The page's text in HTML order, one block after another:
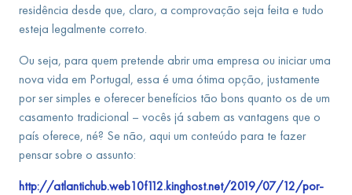
residência desde que, claro, a comprovação seja feita e tudo
esteja legalmente correto.
Ou seja, para quem pretende abrir uma empresa ou iniciar uma
nova vida em Portugal, essa é uma ótima opção, justamente
por ser simples e oferecer benefícios tão bons quanto os de um
casamento tradicional – vocês já sabem as vantagens que o
país oferece, né? Se não, aqui um conteúdo para te fazer
pensar sobre o assunto:
http://atlantichub.web10f112.kinghost.net/2019/07/12/por-